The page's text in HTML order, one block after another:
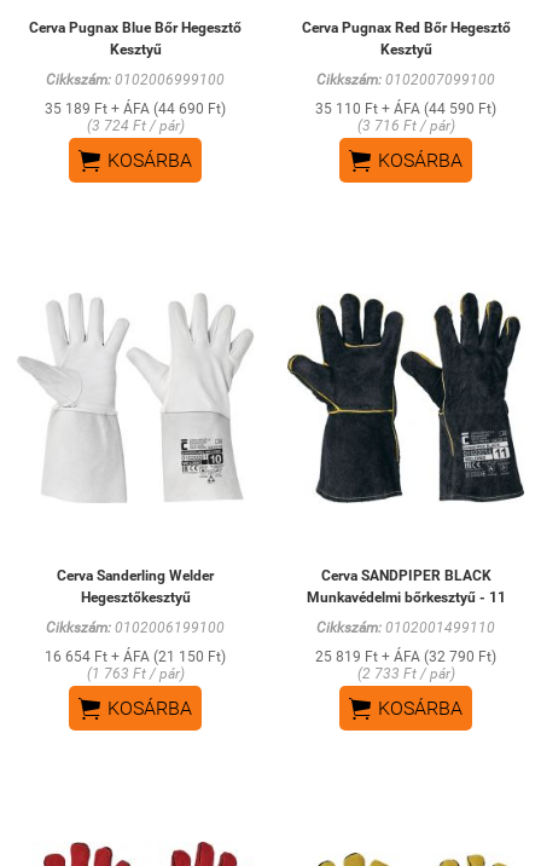
Cerva Pugnax Blue Bőr Hegesztő
Kesztyű
Cikkszám: 0102006999100
35 189 Ft + ÁFA (44 690 Ft)
(3 724 Ft / pár)
 KOSÁRBA
Cerva Pugnax Red Bőr Hegesztő
Kesztyű
Cikkszám: 0102007099100
35 110 Ft + ÁFA (44 590 Ft)
(3 716 Ft / pár)
 KOSÁRBA
Cerva Sanderling Welder
Hegesztőkesztyű
Cikkszám: 0102006199100
16 654 Ft + ÁFA (21 150 Ft)
(1 763 Ft / pár)
 KOSÁRBA
Cerva SANDPIPER BLACK
Munkavédelmi bőrkesztyű - 11
Cikkszám: 0102001499110
25 819 Ft + ÁFA (32 790 Ft)
(2 733 Ft / pár)
 KOSÁRBA